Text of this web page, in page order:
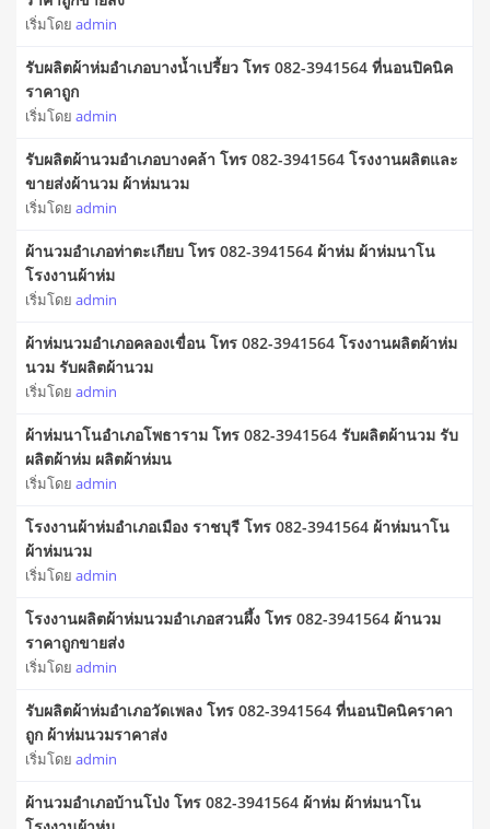
เริ่มโดย admin
รับผลิตผ้าห่มอำเภอบางน้ำเปรี้ยว โทร 082-3941564 ที่นอนปิคนิค
ราคาถูก
เริ่มโดย admin
รับผลิตผ้านวมอำเภอบางคล้า โทร 082-3941564 โรงงานผลิตและ
ขายส่งผ้านวม ผ้าห่มนวม
เริ่มโดย admin
ผ้านวมอำเภอท่าตะเกียบ โทร 082-3941564 ผ้าห่ม ผ้าห่มนาโน
โรงงานผ้าห่ม
เริ่มโดย admin
ผ้าห่มนวมอำเภอคลองเขื่อน โทร 082-3941564 โรงงานผลิตผ้าห่ม
นวม รับผลิตผ้านวม
เริ่มโดย admin
ผ้าห่มนาโนอำเภอโพธาราม โทร 082-3941564 รับผลิตผ้านวม รับ
ผลิตผ้าห่ม ผลิตผ้าห่มน
เริ่มโดย admin
โรงงานผ้าห่มอำเภอเมือง ราชบุรี โทร 082-3941564 ผ้าห่มนาโน
ผ้าห่มนวม
เริ่มโดย admin
โรงงานผลิตผ้าห่มนวมอำเภอสวนผึ้ง โทร 082-3941564 ผ้านวม
ราคาถูกขายส่ง
เริ่มโดย admin
รับผลิตผ้าห่มอำเภอวัดเพลง โทร 082-3941564 ที่นอนปิคนิคราคา
ถูก ผ้าห่มนวมราคาส่ง
เริ่มโดย admin
ผ้านวมอำเภอบ้านโป่ง โทร 082-3941564 ผ้าห่ม ผ้าห่มนาโน